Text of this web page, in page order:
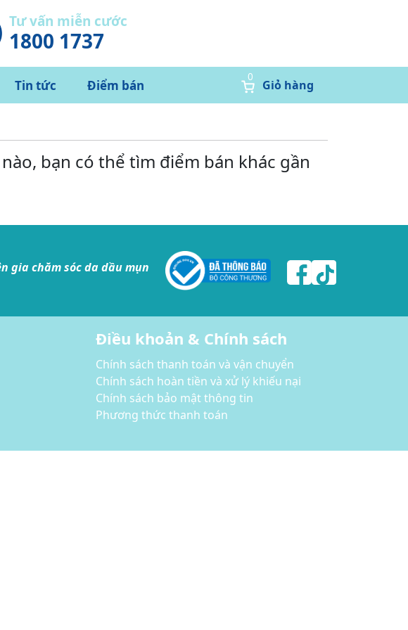
Tư vấn miễn cước
1800 1737
Tin tức Điểm bán
0
Giỏ hàng
bạn có thể tìm điểm bán khác gần
gia chăm sóc da dầu mụn
Điều khoản & Chính sách
Chính sách thanh toán và vận chuyển
Chính sách hoàn tiền và xử lý khiếu nại
Chính sách bảo mật thông tin
Phương thức thanh toán